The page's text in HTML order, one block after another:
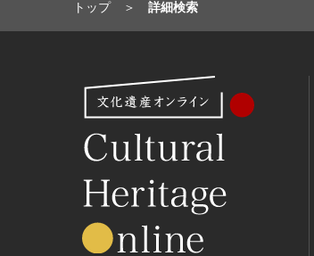
トップ 詳細検索